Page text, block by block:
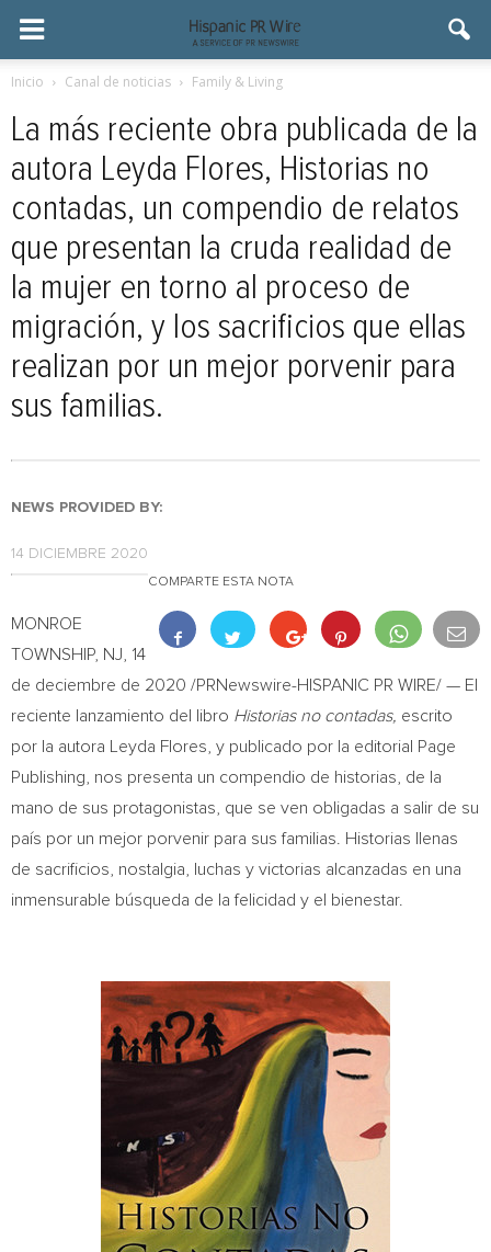
Inicio Canal de noticias Family & Living
La más reciente obra publicada de la
autora Leyda Flores, Historias no
contadas, un compendio de relatos
que presentan la cruda realidad de
la mujer en torno al proceso de
migración, y los sacrificios que ellas
realizan por un mejor porvenir para
sus familias.
NEWS PROVIDED BY:
14 DICIEMBRE 2020
COMPARTE ESTA NOTA
MONROE
TOWNSHIP, NJ , 14
de deciembre de 2020 /PRNewswire-HISPANIC PR WIRE/ — El
reciente lanzamiento del libro Historias no contadas, escrito
por la autora
Leyda Flores , y publicado por la editorial Page
Publishing, nos presenta un compendio de historias, de la
mano de sus protagonistas, que se ven obligadas a salir de su
país por un mejor porvenir para sus familias. Historias llenas
de sacrificios, nostalgia, luchas y victorias alcanzadas en una
inmensurable búsqueda de la felicidad y el bienestar.